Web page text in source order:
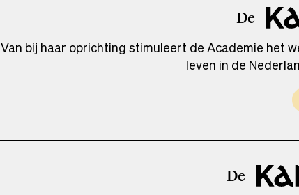
De
Van bij haar oprichting stimuleert de Academie het
leven in de
De